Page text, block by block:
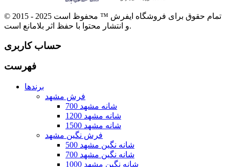
© 2015 - 2025 تمام حقوق برای فروشگاه ایفرش ™ محفوظ است
و انتشار محتوا با حفظ اثر بلامانع است.
حساب کاربری
فهرست
برندها
فرش مشهد
700 شانه مشهد
1200 شانه مشهد
1500 شانه مشهد
فرش نگین مشهد
500 شانه نگین مشهد
700 شانه نگین مشهد
1000 شانه نگین مشهد